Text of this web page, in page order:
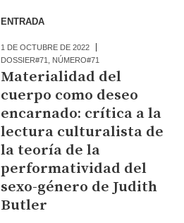
ENTRADA
1 DE OCTUBRE DE 2022
DOSSIER#71
NÚMERO#71
Materialidad del
cuerpo como deseo
encarnado: crítica a la
lectura culturalista de
la teoría de la
performatividad del
sexo-género de Judith
Butler